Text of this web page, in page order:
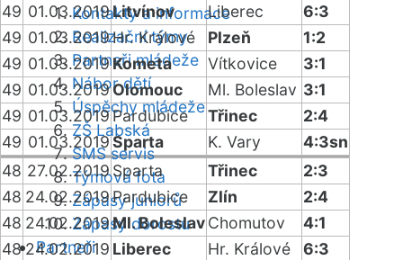
Kontakty a informace
Realizační týmy
Partneři mládeže
Nábor dětí
Úspěchy mládeže
ZŠ Labská
SMS servis
Týmová fota
Zápasy juniorů
Zápasy dorostu
Partneři
49 01.03.2019Litvínov Liberec
6:3
49 01.03.2019Hr. Králové Plzeň
1:2
49 01.03.2019Kometa Vítkovice
3:1
49 01.03.2019Olomouc Ml. Boleslav 3:1
49 01.03.2019Pardubice Třinec
2:4
49 01.03.2019Sparta K. Vary
4:3sn
48 27.02.2019Sparta Třinec
2:3
48 24.02.2019Pardubice Zlín
2:4
48 24.02.2019Ml. BoleslavChomutov
4:1
48 24.02.2019 Liberec Hr. Králové
6:3